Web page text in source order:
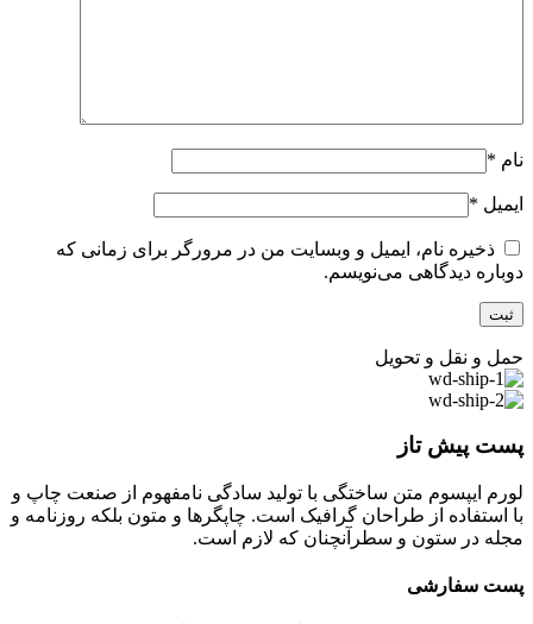
نام *
ایمیل *
ذخیره نام، ایمیل و وبسایت من در مرورگر برای زمانی که
دوباره دیدگاهی می‌نویسم.
حمل و نقل و تحویل
پست پیش تاز
لورم ایپسوم متن ساختگی با تولید سادگی نامفهوم از صنعت چاپ و
با استفاده از طراحان گرافیک است. چاپگرها و متون بلکه روزنامه و
مجله در ستون و سطرآنچنان که لازم است.
پست سفارشی